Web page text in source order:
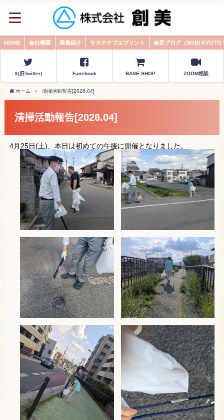
HOME 会社概要 業務紹介 サステナブルプリント 会長ブログ（SOBI KYOTO
X(旧Twitter) Facebook BASE SHOP ZOOM相談
ホーム 清掃活動報告[2026.04]
清掃活動報告[2026.04]
4月25日(土)、本日は初めての午後に開催となりました。